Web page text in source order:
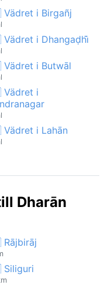
i Birgañj
i Dhangaḍhi̇̄
i Butwāl
i
i Lahān
Dharān